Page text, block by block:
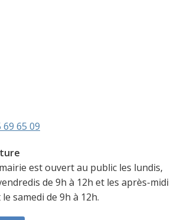
69 65 09
est ouvert au public les lundis,
de 9h à 12h et les après-midi
samedi de 9h à 12h.